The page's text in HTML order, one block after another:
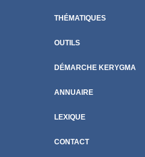
THÉMATIQUES
OUTILS
DÉMARCHE KERYGMA
ANNUAIRE
LEXIQUE
CONTACT